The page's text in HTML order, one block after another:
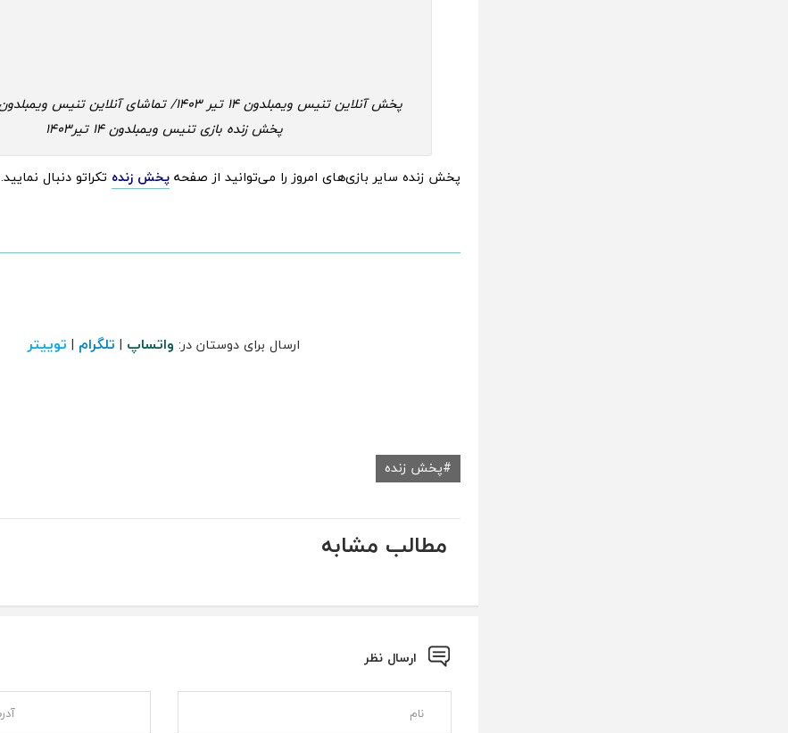
پخش زنده بازی تنیس ویمبلدون 14 تیر1403
پخش زنده سایر بازی‌های امروز را می‌توانید از صفحه پخش زنده تکراتو دنبال نمایید.
ارسال برای دوستان در: واتساپ | تلگرام | توییتر
پخش زنده
مطالب مشابه
ارسال نظر